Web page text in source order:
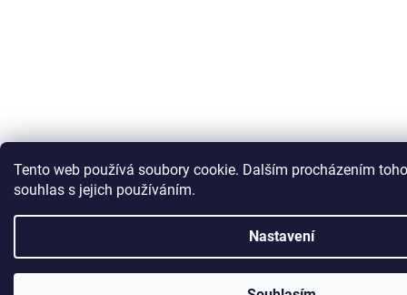
Tento web používá soubory cookie. Dalším procházením
souhlas s jejich používáním.
Nastavení